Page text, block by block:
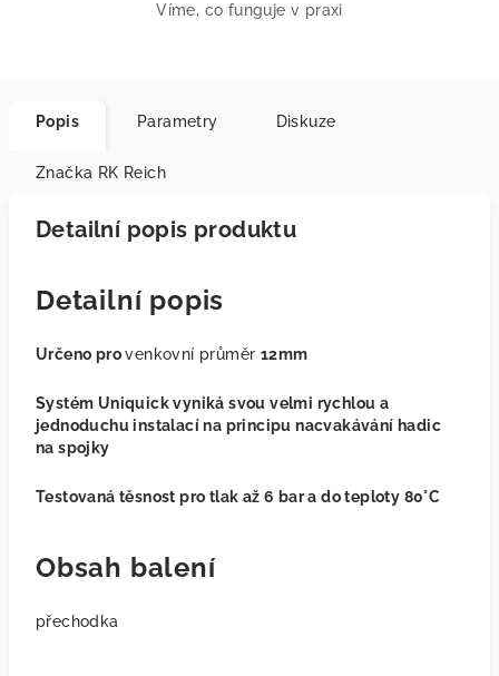
Víme, co funguje v praxi
Popis Parametry Diskuze
Značka RK Reich
Detailní popis produktu
Detailní popis
Určeno provenkovní průměr 12mm
Systém Uniquick vyniká svou velmi rychlou a
jednoduchu instalací na principu nacvakávání hadic
na spojky
Testovaná těsnost pro tlak až 6 bar a do teploty 80°C
Obsah balení
přechodka